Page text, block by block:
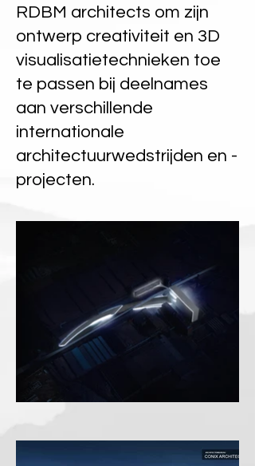
RDBM architects om zijn
ontwerp creativiteit en 3D
visualisatietechnieken toe
te passen bij deelnames
aan verschillende
internationale
architectuurwedstrijden en -
projecten.